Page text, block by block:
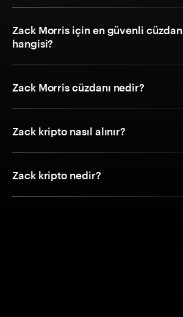
Zack Morris için en güvenli cüzdan
hangisi?
Zack Morris cüzdanı nedir?
Zack kripto nasıl alınır?
Zack kripto nedir?